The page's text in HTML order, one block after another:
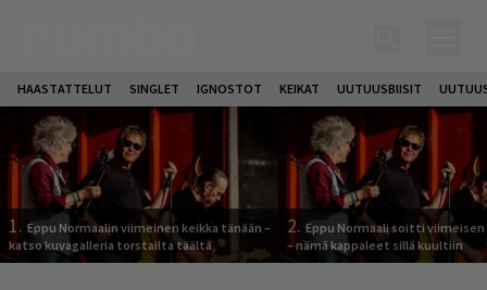
HAASTATTELUT SINGLET IGNOSTOT KEIKAT UUTUUSBIISIT
1. Eppu Normaalin viimeinen keikka tänään –
katso kuvagalleria torstailta täältä
2. Eppu Normaali soitti viimeisen
– nämä kappaleet sillä kuultiin